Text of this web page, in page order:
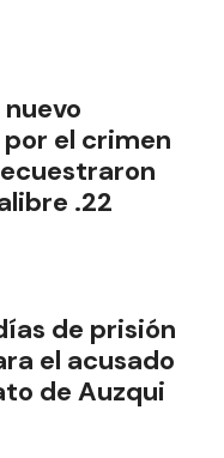
el crimen
.22
de prisión
el acusado
de Auzqui